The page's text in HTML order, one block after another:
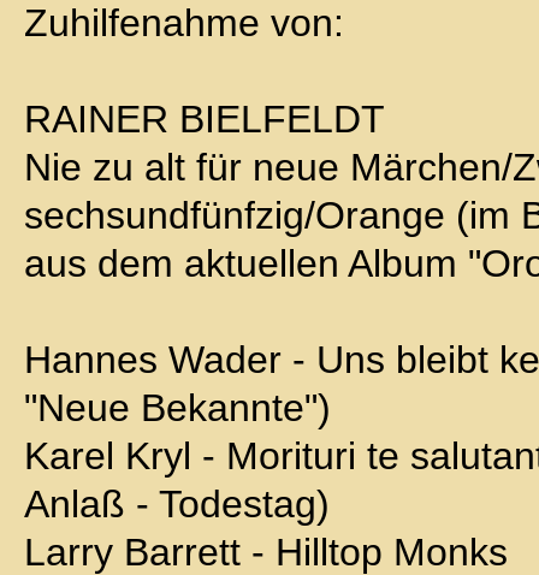
Zuhilfenahme von:
RAINER BIELFELDT
Nie zu alt für neue Märchen/
sechsundfünfzig/Orange (im
aus dem aktuellen Album
Hannes Wader - Uns bleibt
"Neue Bekannte")
Karel Kryl - Morituri te
Anlaß - Todestag)
Larry Barrett - Hilltop Monks